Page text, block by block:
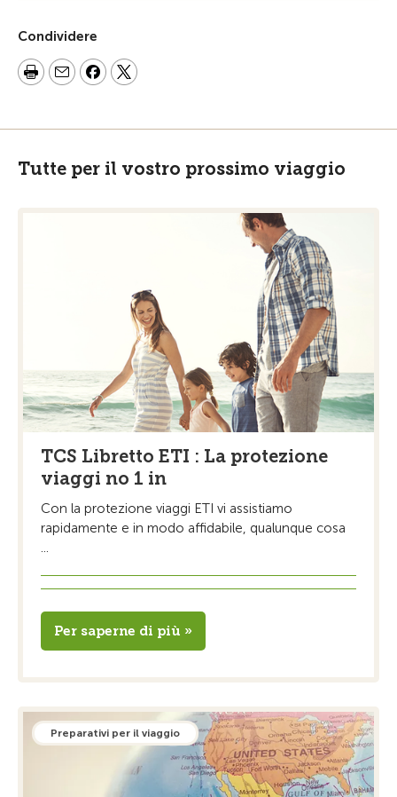
Condividere
Tutte per il vostro prossimo viaggio
TCS Libretto ETI : La protezione
viaggi no 1 in
Con la protezione viaggi ETI vi assistiamo
rapidamente e in modo affidabile, qualunque cosa
...
Per saperne di più »
Preparativi per il viaggio